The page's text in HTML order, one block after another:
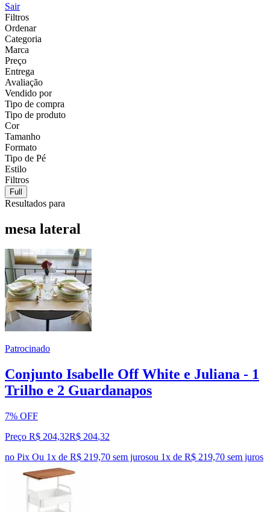
Sair
Filtros
Ordenar
Categoria
Marca
Preço
Entrega
Avaliação
Vendido por
Tipo de compra
Tipo de produto
Cor
Tamanho
Formato
Tipo de Pé
Estilo
Filtros
Full
Resultados para
mesa lateral
Patrocinado
Conjunto Isabelle Off White e Juliana - 1
Trilho e 2 Guardanapos
7% OFF
Preço R$ 204,32R$ 204,32
no Pix Ou 1x de R$ 219,70 sem jurosou 1x de R$ 219,70 sem juros